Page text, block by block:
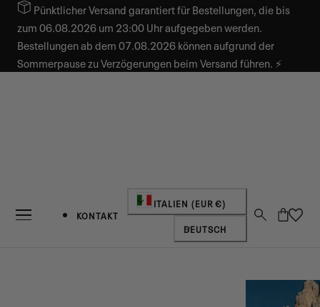
SPRINGEN
Pünktlicher Versand garantiert für Bestellungen, die bis
zum 06.08.2026 um 23:00 Uhr aufgegeben werden.
Bestellungen ab dem 07.08.2026 können aufgrund der
Sommerpause zu Verzögerungen beim Versand führen. ⚡
KONTAKT
Land/Region
ITALIEN (EUR €)
Sprache
DEUTSCH
Warenkorb